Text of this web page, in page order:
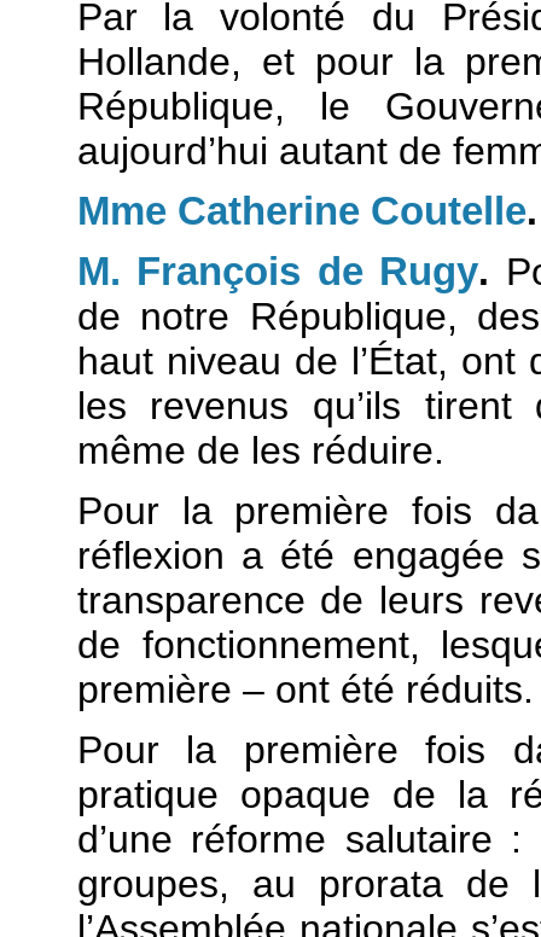
Par la volonté du
Hollande, et pour la
République, le
aujourd’hui autant de
Mme Catherine Coutelle.
M. François de Rugy.
de notre République,
haut niveau de l’État,
les revenus qu’ils
même de les réduire.
Pour la première fois
réflexion a été engagée
transparence de leurs
de fonctionnement,
première – ont été réduits.
Pour la première fois
pratique opaque de la
d’une réforme salutaire
groupes, au prorata de